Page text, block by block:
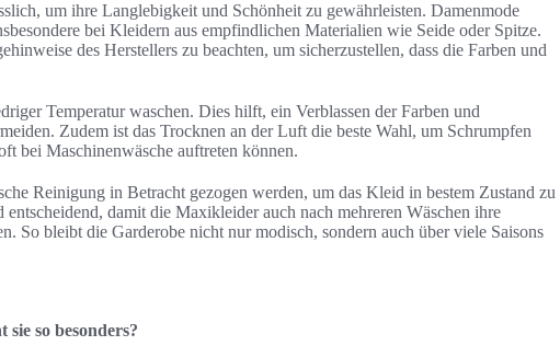
um ihre Langlebigkeit und Schönheit zu gewährleisten. Damenmode
bei Kleidern aus empfindlichen Materialien wie Seide oder Spitze.
des Herstellers zu beachten, um sicherzustellen, dass die Farben und
Temperatur waschen. Dies hilft, ein Verblassen der Farben und
Zudem ist das Trocknen an der Luft die beste Wahl, um Schrumpfen
bei Maschinenwäsche auftreten können.
Reinigung in Betracht gezogen werden, um das Kleid in bestem Zustand zu
entscheidend, damit die Maxikleider auch nach mehreren Wäschen ihre
So bleibt die Garderobe nicht nur modisch, sondern auch über viele Saisons
so besonders?